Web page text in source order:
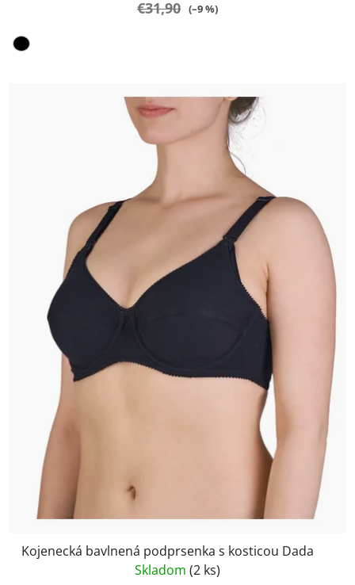
€31,90 (–9 %)
Kojenecká bavlnená podprsenka s kosticou Dada
Skladom (2 ks)